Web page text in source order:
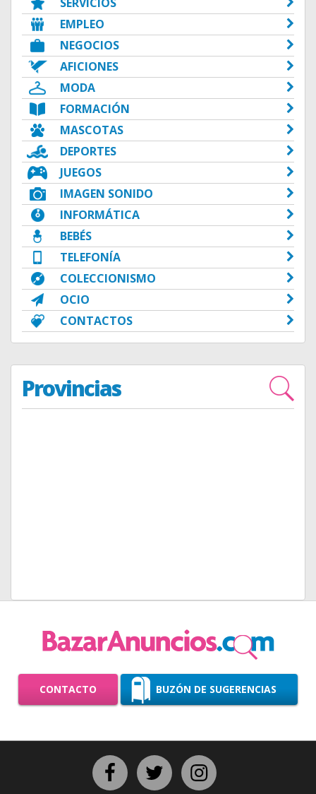
EMPLEO
NEGOCIOS
AFICIONES
MODA
FORMACIÓN
MASCOTAS
DEPORTES
JUEGOS
IMAGEN SONIDO
INFORMÁTICA
BEBÉS
TELEFONÍA
COLECCIONISMO
OCIO
CONTACTOS
Provincias
CONTACTO BUZÓN DE SUGERENCIAS
Facebook Twitter Instagram